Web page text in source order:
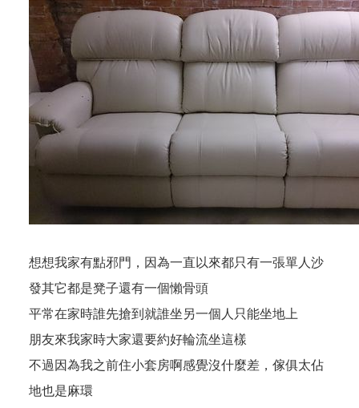
想想我家有點邪門，因為一直以來都只有一張單人沙
發其它都是凳子還有一個懶骨頭
平常在家時誰先搶到就誰坐另一個人只能坐地上
朋友來我家時大家還要約好輪流坐這樣
不過因為我之前住小套房啊感覺沒什麼差，傢俱太佔
地也是麻環